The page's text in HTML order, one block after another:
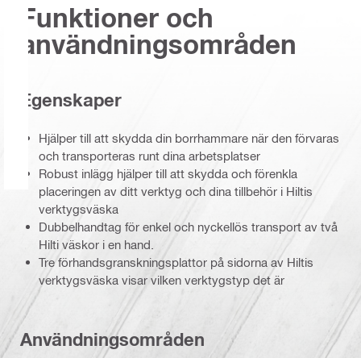
Funktioner och
användningsområden
Egenskaper
Hjälper till att skydda din borrhammare när den förvaras
och transporteras runt dina arbetsplatser
Robust inlägg hjälper till att skydda och förenkla
placeringen av ditt verktyg och dina tillbehör i Hiltis
verktygsväska
Dubbelhandtag för enkel och nyckellös transport av två
Hilti väskor i en hand.
Tre förhandsgranskningsplattor på sidorna av Hiltis
verktygsväska visar vilken verktygstyp det är
Användningsområden